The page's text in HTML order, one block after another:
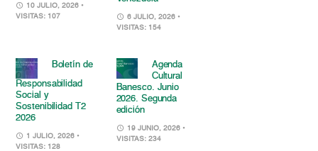
10 JULIO, 2026 •
VISITAS: 107
6 JULIO, 2026 •
VISITAS: 154
Boletín de
Responsabilidad
Social y
Sostenibilidad T2
2026
1 JULIO, 2026 •
VISITAS: 128
Agenda
Cultural
Banesco. Junio
2026. Segunda
edición
19 JUNIO, 2026 •
VISITAS: 234